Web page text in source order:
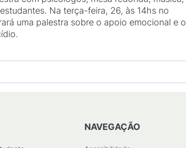
Na terça-feira, 26, às 14hs no
uma palestra sobre o apoio emocional e o
NAVEGAÇÃO